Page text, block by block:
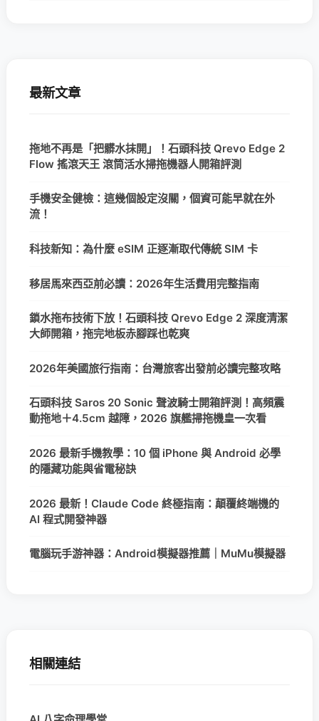
最新文章
拖地不再是「把髒水抹開」！石頭科技 Qrevo Edge 2
Flow 搖滾天王 滾筒活水掃拖機器人開箱評測
手機安全健檢：這幾個設定沒關，個資可能早就在外
流！
科技新知：為什麼 eSIM 正逐漸取代傳統 SIM 卡
移居馬來西亞前必讀：2026年生活費用完整指南
鎖水拖布技術下放！石頭科技 Qrevo Edge 2 深度清潔
大師開箱，拖完地板赤腳踩也乾爽
2026年美國旅行指南：台灣旅客出發前必讀完整攻略
石頭科技 Saros 20 Sonic 聲波騎士開箱評測！高頻震
動拖地＋4.5cm 越障，2026 旗艦掃拖機皇一次看
2026 最新手機教學：10 個 iPhone 與 Android 必學
的隱藏功能與省電秘訣
2026 最新！Claude Code 終極指南：顛覆終端機的
AI 程式開發神器
電腦玩手游神器：Android模擬器推薦｜MuMu模擬器
相關連結